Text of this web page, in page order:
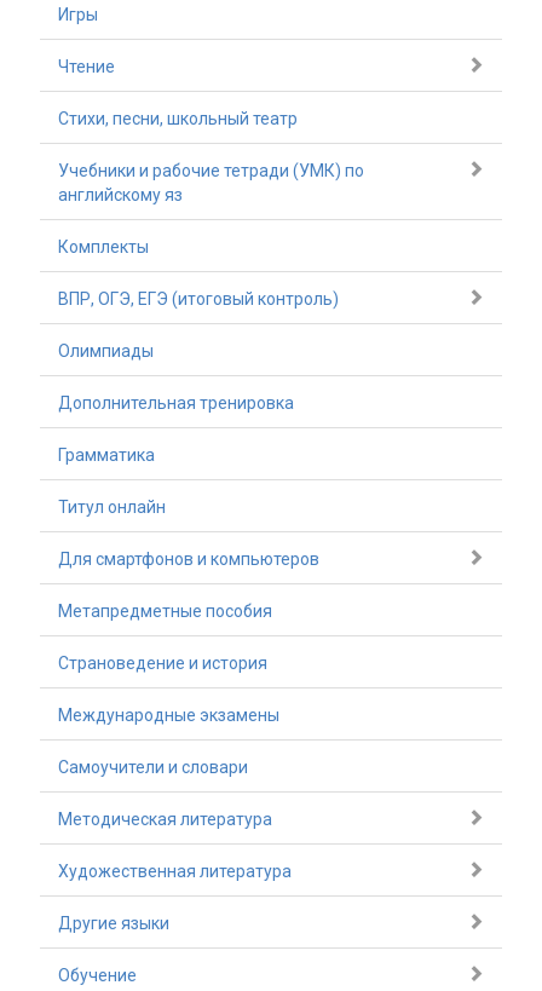
Игры
Чтение
Стихи, песни, школьный театр
Учебники и рабочие тетради (УМК) по
английскому яз
Комплекты
ВПР, ОГЭ, ЕГЭ (итоговый контроль)
Олимпиады
Дополнительная тренировка
Грамматика
Титул онлайн
Для смартфонов и компьютеров
Метапредметные пособия
Страноведение и история
Международные экзамены
Самоучители и словари
Методическая литература
Художественная литература
Другие языки
Обучение